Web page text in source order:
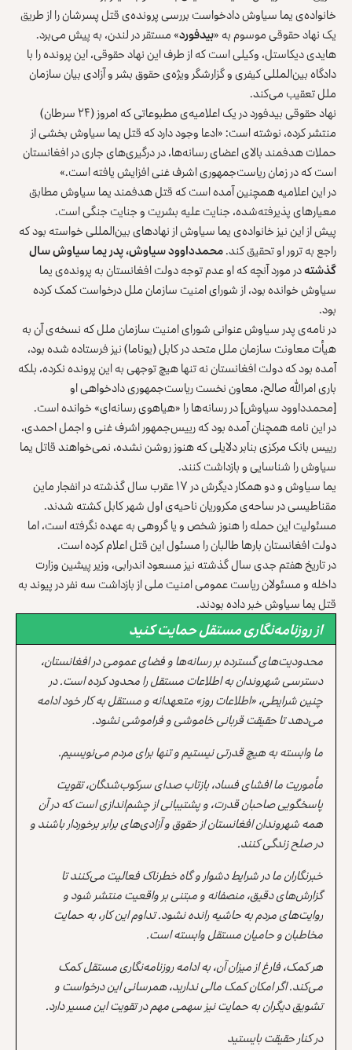
خانواده‌ی یما سیاوش دادخواست بررسی پرونده‌ی قتل پسرشان را از طریق
یک نهاد حقوقی موسوم به «بیدفورد» مستقر در لندن، به پیش می‌برد.
هایدی دیکاستل، وکیلی است که از طرف این نهاد حقوقی، این پرونده را با
دادگاه بین‌المللی کیفری و گزارشگر ویژه‌‌ی حقوق بشر و آزادی بیان سازمان
ملل تعقیب می‌کند.
نهاد حقوقی بیدفورد در یک اعلامیه‌ی مطبوعاتی که امروز (۲۴ سرطان)
منتشر کرده، نوشته است: «ادعا وجود دارد که قتل یما سیاوش بخشی از
حملات هدفمند بالای اعضای رسانه‌ها، در درگیری‌های جاری در افغانستان
است که در زمان ریاست‌جمهوری اشرف غنی افزایش یافته است.»
در این اعلامیه همچنین آمده است که قتل هدفمند یما سیاوش مطابق
معیارهای پذیرفته‌شده، جنایت علیه بشریت و جنایت جنگی است.
پیش از این نیز خانواده‌ی یما سیاوش از نهادهای بین‌المللی خواسته بود که
راجع به ترور او تحقیق کند.محمدداوود سیاوش، پدر یما سیاوش سال
گذشتهدر مورد آنچه که او عدم توجه دولت افغانستان به پرونده‌ی یما
سیاوش خوانده بود، از شورای امنیت سازمان ملل درخواست کمک کرده
بود.
در نامه‌ی پدر سیاوش عنوانی شورای امنیت سازمان ملل که نسخه‌ی آن به
هیأت معاونت سازمان ملل متحد در کابل (یوناما) نیز فرستاده شده بود،
آمده بود که دولت افغانستان نه تنها هیچ توجهی به این پرونده نکرده، بلکه
باری امرالله صالح، معاون نخست ریاست‌جمهوری دادخواهی او
[محمدداوود سیاوش] در رسانه‌ها را «هیاهوی رسانه‌ای» خوانده است.
در این نامه همچنان آمده بود که رییس‌جمهور اشرف غنی و اجمل احمدی،
رییس بانک مرکزی بنابر دلایلی که هنوز روشن نشده، نمی‌خواهند قاتل یما
سیاوش را شناسایی و بازداشت کنند.
یما سیاوش و دو همکار دیگرش در ۱۷ عقرب سال گذشته در انفجار ماین
مقناطیسی در ساحه‌ی مکروریان ناحیه‌ی اول شهر کابل کشته شدند.
مسئولیت این حمله را هنوز شخص و یا گروهی به عهده نگرفته است، اما
دولت افغانستان بارها طالبان را مسئول این قتل اعلام کرده است.
در تاریخ هفتم جدی سال گذشته نیز مسعود اندرابی، وزیر پیشین وزارت
داخله و مسئولان ریاست عمومی امنیت ملی از بازداشت سه نفر در پیوند به
قتل یما سیاوش خبر داده بودند.
از روزنامه‌نگاری مستقل حمایت کنید
محدودیت‌های گسترده بر رسانه‌ها و فضای عمومی در افغانستان،
دسترسی شهروندان به اطلاعات مستقل را محدود کرده است. در
چنین شرایطی، «اطلاعات روز» متعهدانه و مستقل به کار خود ادامه
می‌دهد تا حقیقت قربانی خاموشی و فراموشی نشود.
ما وابسته به هیچ قدرتی نیستیم و تنها برای مردم می‌نویسیم.
مأموریت ما افشای فساد، بازتاب صدای سرکوب‌شدگان، تقویت
پاسخگویی صاحبان قدرت، و پشتیبانی از چشم‌اندازی است که در آن
همه شهروندان افغانستان از حقوق و آزادی‌های برابر برخوردار باشند و
در صلح زندگی کنند.
خبرنگاران ما در شرایط دشوار و گاه خطرناک فعالیت می‌کنند تا
گزارش‌های دقیق، منصفانه و مبتنی بر واقعیت منتشر شود و
روایت‌های مردم به حاشیه رانده نشود. تداوم این کار، به حمایت
مخاطبان و حامیان مستقل وابسته است.
هر کمک، فارغ از میزان آن، به ادامه روزنامه‌نگاری مستقل کمک
می‌کند. اگر امکان کمک مالی ندارید، همرسانی این درخواست و
تشویق دیگران به حمایت نیز سهمی مهم در تقویت این مسیر دارد.
در کنار حقیقت بایستید